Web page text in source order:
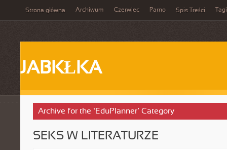
Strona główna Archiwum Czerwiec Parno Spis Treści Tagi
JABKŁKA
Archive for the ‘EduPlanner’ Category
SEKS W LITERATURZE